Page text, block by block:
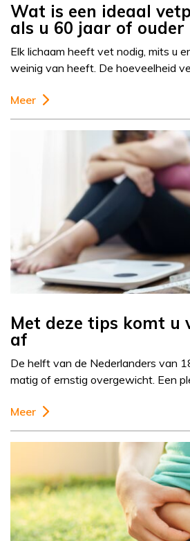
Wat is een ideaal
als u 60 jaar of ouder
Elk lichaam heeft vet nodig, mits u
weinig van heeft. De hoeveelheid
Meer
Met deze tips komt u
af
De helft van de Nederlanders van
matig of ernstig overgewicht. Een
Meer